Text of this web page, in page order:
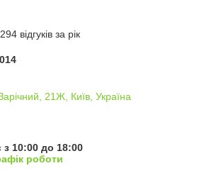
відгуків за рік
21Ж, Київ, Україна
10:00 до 18:00
роботи